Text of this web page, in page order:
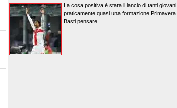
La cosa positiva è stata il lancio di tanti giovani,
praticamente quasi una formazione Primavera.
Basti pensare...